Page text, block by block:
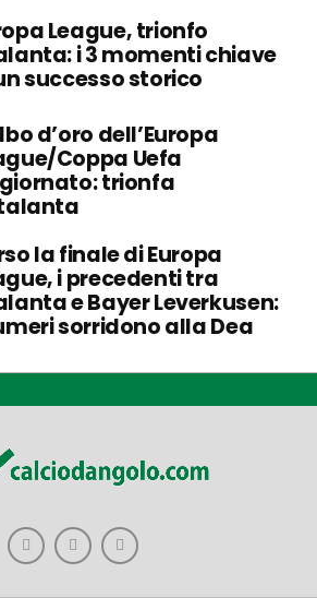
League, trionfo
i 3 momenti chiave
successo storico
d’oro dell’Europa
Coppa Uefa
trionfa
la finale di Europa
i precedenti tra
e Bayer Leverkusen:
sorridono alla Dea